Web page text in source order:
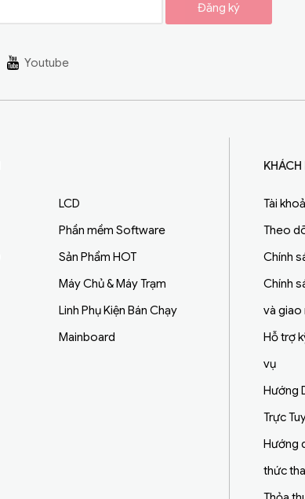
Đăng ký
Youtube
LCD
Phần mềm Software
Sản Phẩm HOT
Máy Chủ & Máy Trạm
Linh Phụ Kiện Bán Chạy
Mainboard
Tài
Theo
Chính
Chính
và giao
Hỗ trợ
vụ
Hướng
Trực
Hướng
thức